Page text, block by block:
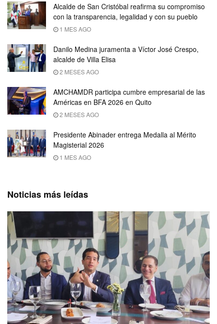
Alcalde de San Cristóbal reafirma su compromiso
con la transparencia, legalidad y con su pueblo
1 MES AGO
Danilo Medina juramenta a Víctor José Crespo,
alcalde de Villa Elisa
2 MESES AGO
AMCHAMDR participa cumbre empresarial de las
Américas en BFA 2026 en Quito
2 MESES AGO
Presidente Abinader entrega Medalla al Mérito
Magisterial 2026
1 MES AGO
Noticias más leídas